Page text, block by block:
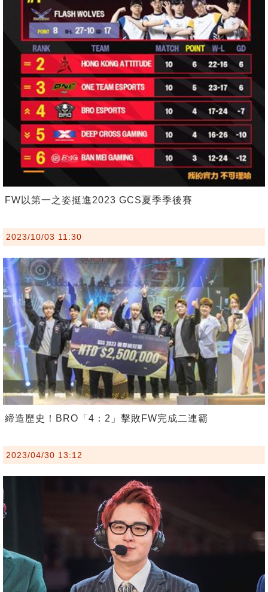
FW以第一之姿挺進2023 GCS夏季季後賽
2023/10/03 11:30
締造歷史！BRO「4：2」擊敗FW完成二連霸
2023/04/30 13:12